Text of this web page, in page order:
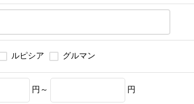
ルピシア グルマン
円～ 円